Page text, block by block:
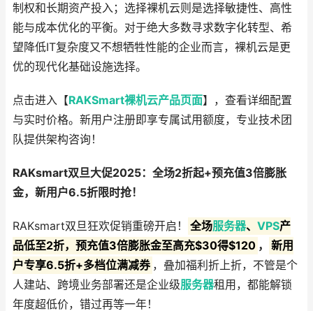
制权和长期资产投入；选择裸机云则是选择敏捷性、高性
能与成本优化的平衡。对于绝大多数寻求数字化转型、希
望降低IT复杂度又不想牺牲性能的企业而言，裸机云是更
优的现代化基础设施选择。
点击进入【RAKSmart裸机云产品页面】，查看详细配置
与实时价格。新用户注册即享专属试用额度，专业技术团
队提供架构咨询！
RAKsmart双旦大促2025：全场2折起+预充值3倍膨胀
金，新用户6.5折限时抢！
RAKsmart双旦狂欢促销重磅开启！ 全场服务器、VPS产
品低至2折，预充值3倍膨胀金至高充$30得$120 ，
新用
户专享6.5折+多档位满减券 ，叠加福利折上折，不管是个
人建站、跨境业务部署还是企业级服务器租用，都能解锁
年度超低价，错过再等一年！